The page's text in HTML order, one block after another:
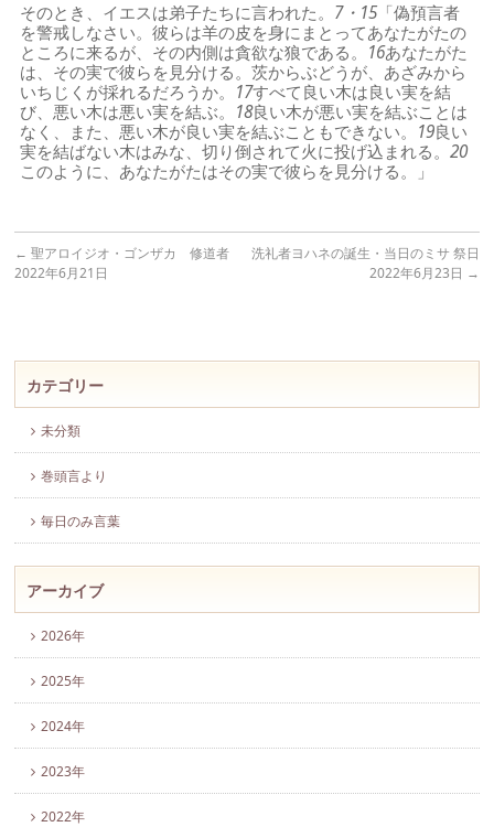
そのとき、イエスは弟子たちに言われた。 7・15 「偽預言者
を警戒しなさい。彼らは羊の皮を身にまとってあなたがたの
ところに来るが、その内側は貪欲な狼である。 16あなたがた
は、その実で彼らを見分ける。茨からぶどうが、あざみから
いちじくが採れるだろうか。 17すべて良い木は良い実を結
び、悪い木は悪い実を結ぶ。 18良い木が悪い実を結ぶことは
なく、また、悪い木が良い実を結ぶこともできない。 19良い
実を結ばない木はみな、切り倒されて火に投げ込まれる。20
このように、あなたがたはその実で彼らを見分ける。」
← 聖アロイジオ・ゴンザカ 修道者
2022年6月21日
洗礼者ヨハネの誕生・当日のミサ 祭日
2022年6月23日 →
カテゴリー
未分類
巻頭言より
毎日のみ言葉
アーカイブ
2026年
2025年
2024年
2023年
2022年